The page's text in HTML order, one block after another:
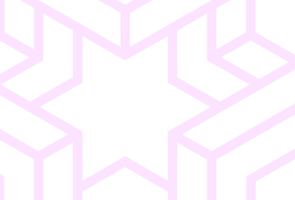
Intuitive
Navigation
Einfaches
Merchandising
Consumer
Electronics